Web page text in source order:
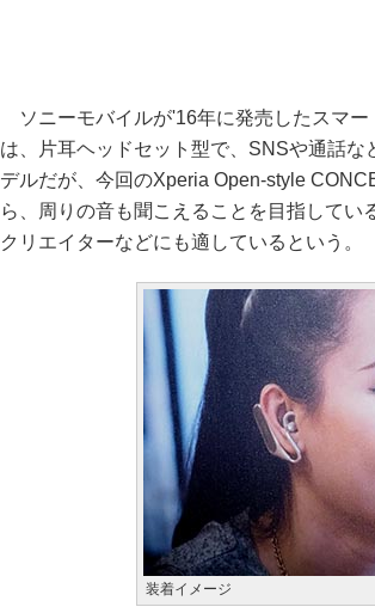
ソニーモバイルが'16年に発売したスマー
は、片耳ヘッドセット型で、SNSや通話
デルだが、今回のXperia Open-style
ら、周りの音も聞こえることを目指してい
クリエイターなどにも適しているという。
装着イメージ